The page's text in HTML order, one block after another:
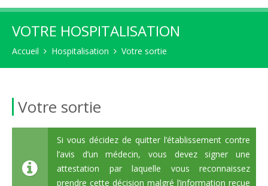
VOTRE HOSPITALISATION
Accueil Hospitalisation Votre sortie
Votre sortie
Si vous décidez de quitter l’établissement contre
l’avis d’un médecin, vous devez signer une
attestation par laquelle vous reconnaissez
prendre cette décision malgré l’information reçue